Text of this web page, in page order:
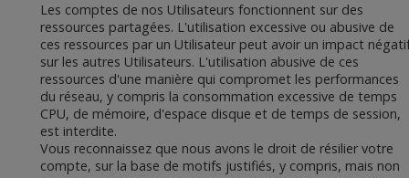
Les comptes de nos Utilisateurs fonctionnent sur des
ressources partagées. L'utilisation excessive ou abusive de
ces ressources par un Utilisateur peut avoir un impact
sur les autres Utilisateurs. L'utilisation abusive de ces
ressources d'une manière qui compromet les performances
du réseau, y compris la consommation excessive de temps
CPU, de mémoire, d'espace disque et de temps de session,
est interdite.
Vous reconnaissez que nous avons le droit de résilier votre
compte, sur la base de motifs justifiés, y compris, mais non